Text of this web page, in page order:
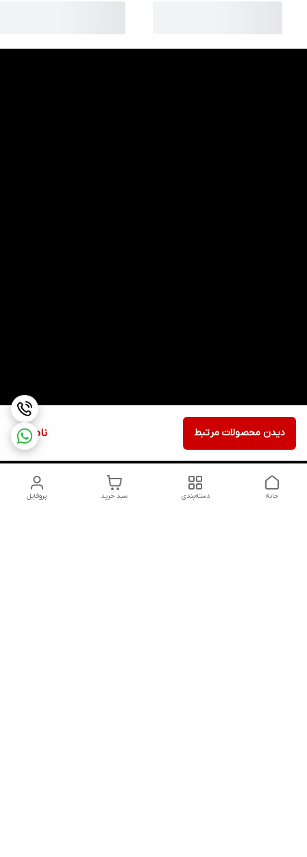
ناموجود دیدن محصولات مرتبط
پروفایل سبد خرید دسته‌بندی خانه